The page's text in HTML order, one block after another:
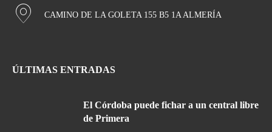
CAMINO DE LA GOLETA 155 B5 1A ALMERÍA
ÚLTIMAS ENTRADAS
El Córdoba puede fichar a un central libre
de Primera